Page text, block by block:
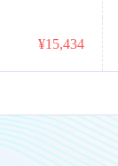
¥15,434